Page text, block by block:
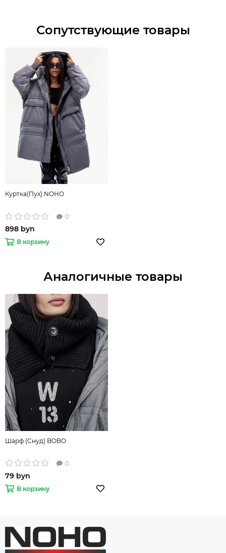
Сопутствующие товары
Куртка(Пух) NOHO
0
898 byn
В корзину
Аналогичные товары
Шарф (Снуд) BOBO
0
79 byn
В корзину